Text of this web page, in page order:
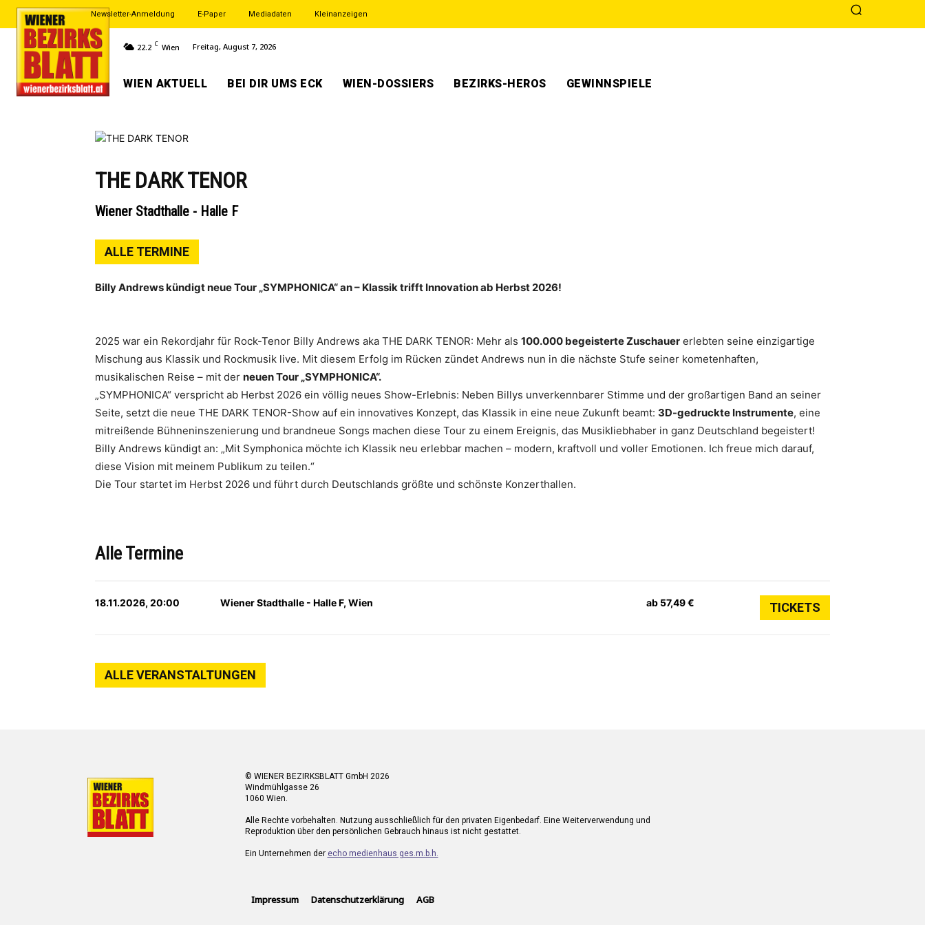
Newsletter-Anmeldung E-Paper Mediadaten Kleinanzeigen
22.2 C Wien Freitag, August 7, 2026
WIEN AKTUELL BEI DIR UMS ECK WIEN-DOSSIERS BEZIRKS-HEROS GEWINNSPIELE
THE DARK TENOR
Wiener Stadthalle - Halle F
ALLE TERMINE
Billy Andrews kündigt neue Tour „SYMPHONICA“ an – Klassik trifft Innovation ab Herbst 2026!
2025 war ein Rekordjahr für Rock-Tenor Billy Andrews aka THE DARK TENOR: Mehr als 100.000 begeisterte Zuschauer erlebten seine einzigartige
Mischung aus Klassik und Rockmusik live. Mit diesem Erfolg im Rücken zündet Andrews nun in die nächste Stufe seiner kometenhaften,
musikalischen Reise – mit der neuen Tour „SYMPHONICA“.
„SYMPHONICA“ verspricht ab Herbst 2026 ein völlig neues Show-Erlebnis: Neben Billys unverkennbarer Stimme und der großartigen Band an seiner
Seite, setzt die neue THE DARK TENOR-Show auf ein innovatives Konzept, das Klassik in eine neue Zukunft beamt: 3D-gedruckte Instrumente, eine
mitreißende Bühneninszenierung und brandneue Songs machen diese Tour zu einem Ereignis, das Musikliebhaber in ganz Deutschland begeistert!
Billy Andrews kündigt an: „Mit Symphonica möchte ich Klassik neu erlebbar machen – modern, kraftvoll und voller Emotionen. Ich freue mich darauf,
diese Vision mit meinem Publikum zu teilen.“
Die Tour startet im Herbst 2026 und führt durch Deutschlands größte und schönste Konzerthallen.
Alle Termine
18.11.2026, 20:00 Wiener Stadthalle - Halle F, Wien ab 57,49 € TICKETS
ALLE VERANSTALTUNGEN
© WIENER BEZIRKSBLATT GmbH 2026
Windmühlgasse 26
1060 Wien.
Alle Rechte vorbehalten. Nutzung ausschließlich für den privaten Eigenbedarf. Eine Weiterverwendung und
Reproduktion über den persönlichen Gebrauch hinaus ist nicht gestattet.
Ein Unternehmen der echo medienhaus ges.m.b.h.
Impressum Datenschutzerklärung AGB